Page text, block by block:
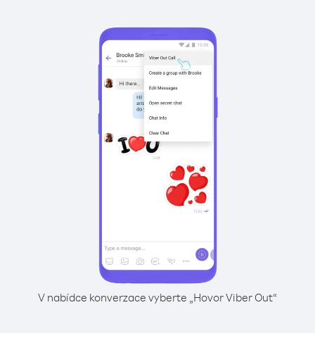
V nabídce konverzace vyberte „Hovor Viber Out“